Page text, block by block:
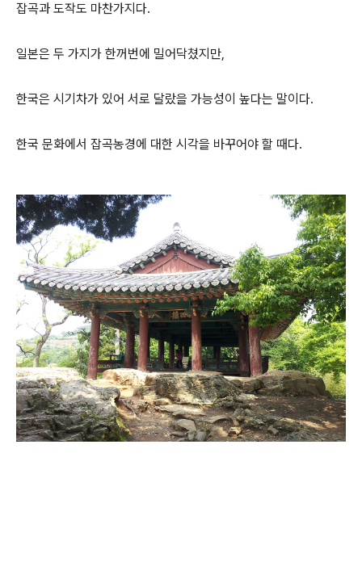
잡곡과 도작도 마찬가지다.
일본은 두 가지가 한꺼번에 밀어닥쳤지만,
한국은 시기차가 있어 서로 달랐을 가능성이 높다는 말이다.
한국 문화에서 잡곡농경에 대한 시각을 바꾸어야 할 때다.